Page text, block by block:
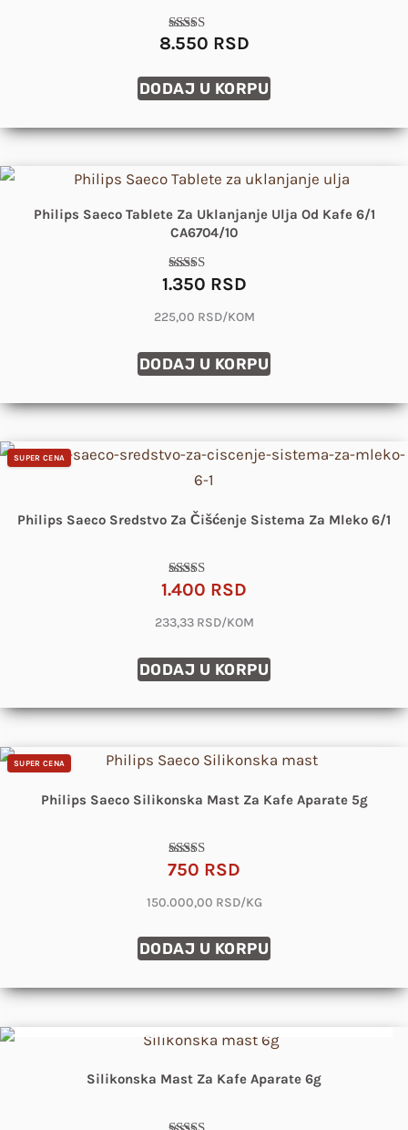
Ocenjeno sa
5.00
8.550 RSD
DODAJ U KORPU
Philips Saeco Tablete Za Uklanjanje Ulja Od Kafe 6/1
CA6704/10
Ocenjeno sa
5.00
1.350 RSD
225,00 RSD/KOM
DODAJ U KORPU
SUPER CENA
Philips Saeco Sredstvo Za Čišćenje Sistema Za Mleko 6/1
Ocenjeno sa
5.00
1.400 RSD
233,33 RSD/KOM
DODAJ U KORPU
SUPER CENA
Philips Saeco Silikonska Mast Za Kafe Aparate 5g
Ocenjeno
sa
od 5
750 RSD
150.000,00 RSD/KG
DODAJ U KORPU
Silikonska Mast Za Kafe Aparate 6g